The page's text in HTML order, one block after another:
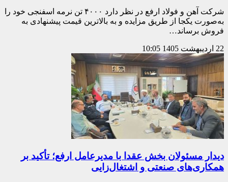
شرکت آهن و فولاد ارفع در نظر دارد ۴۰۰۰ تن نرمه اسفنجی خود را
به‌صورت یکجا از طریق مزایده و به بالاترین قیمت پیشنهادی به
فروش برساند…
22 اردیبهشت 1405 10:05
دیدار مسئولان بخش عقدا با مدیرعامل ارفع؛ تأکید بر
همکاری‌های صنعتی و اشتغال‌زایی